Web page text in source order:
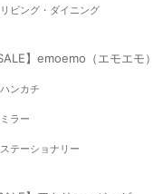
リビング・ダイニング
SALE】emoemo（エモエモ）
ハンカチ
ミラー
ステーショナリー